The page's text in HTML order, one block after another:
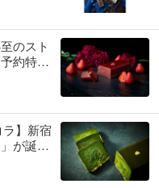
のスト
約特典
す体
ラ】新宿
が誕
日発売